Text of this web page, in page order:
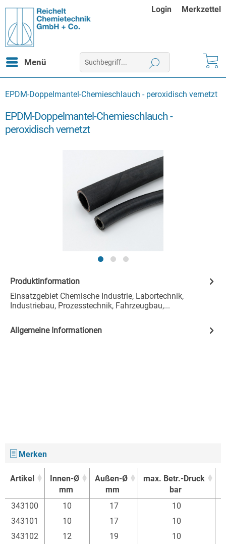
Login Merkzettel
Menü
EPDM-Doppelmantel-Chemieschlauch - peroxidisch vernetzt
EPDM-Doppelmantel-Chemieschlauch -
peroxidisch vernetzt
Produktinformation
Einsatzgebiet Chemische Industrie, Labortechnik,
Industriebau, Prozesstechnik, Fahrzeugbau,...
Allgemeine Informationen
Merken
Artikel
Innen-Ø
mm
Außen-Ø
mm
max. Betr.-Druck
bar
Artikel
Innen-Ø
Außen-Ø
max. Betr.-Druck
343100 10 17
10
343101
10 17
10
343102
12 19
10